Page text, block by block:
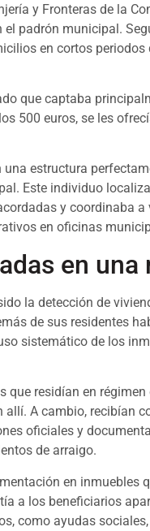
y Fronteras de la
padrón municipal.
en cortos
que captaba
500 euros, se les
estructura
Este individuo
y coordinaba
en oficinas
en
la detección de
de sus residentes
sistemático de los
residían en
A cambio, recibían
oficiales y
de arraigo.
en inmuebles
a los beneficiarios
como ayudas